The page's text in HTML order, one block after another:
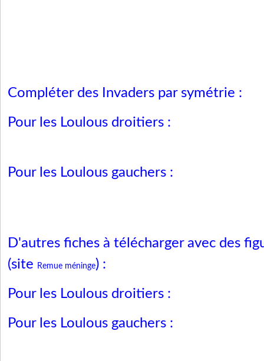
Compléter des Invaders par symétrie :
Pour les Loulous droitiers :
Pour les Loulous gauchers :
D'autres fiches à télécharger avec des
(site
Remue méninge) :
Pour les Loulous droitiers :
Pour les Loulous gauchers :